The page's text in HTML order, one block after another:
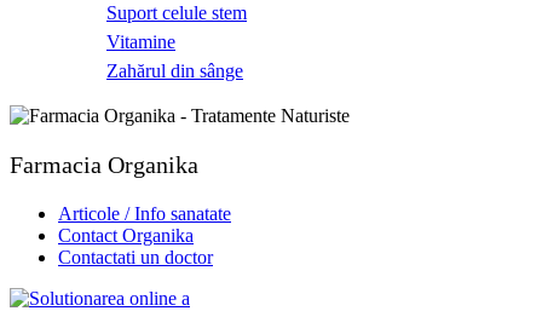
Suport celule stem
Vitamine
Zahărul din sânge
Farmacia Organika
Articole / Info sanatate
Contact Organika
Contactati un doctor